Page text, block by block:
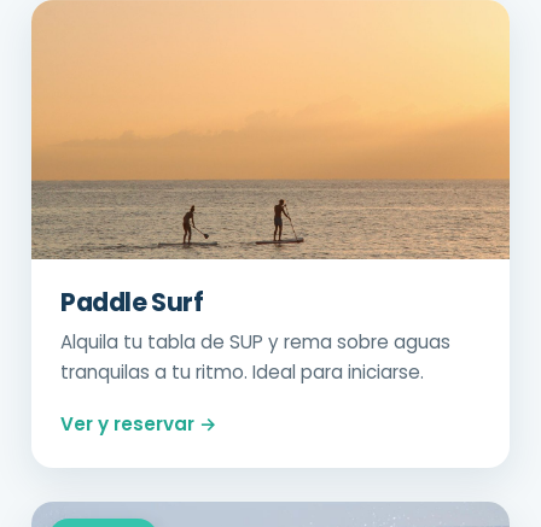
Paddle Surf
Alquila tu tabla de SUP y rema sobre aguas
tranquilas a tu ritmo. Ideal para iniciarse.
Ver y reservar →